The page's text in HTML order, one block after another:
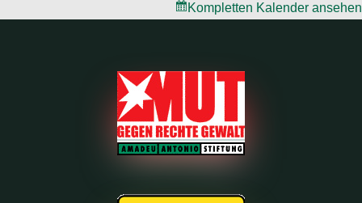
Kompletten Kalender ansehen